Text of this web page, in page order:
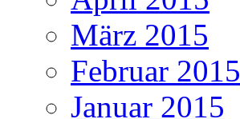
März 2015
Februar 2015
Januar 2015